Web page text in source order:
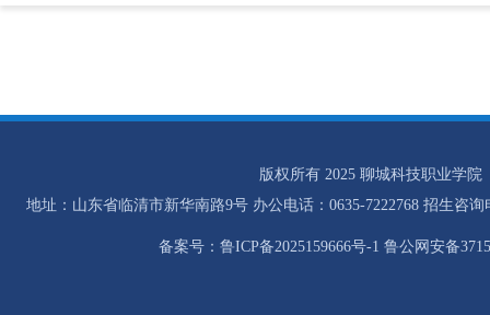
版权所有 2025 聊城科技职业学院
地址：山东省临清市新华南路9号 办公电话：0635-7222768 招生咨询
备案号：鲁ICP备2025159666号-1 鲁公网安备